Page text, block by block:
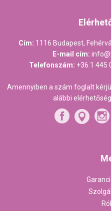
Cím: 1116 Budapest,
E-mail cím:
Telefonszám: +36 1 445
Amennyiben a szám foglalt
alábbi